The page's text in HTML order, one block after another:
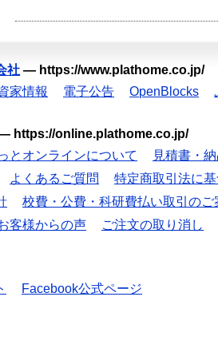
社 — https://www.plathome.co.jp/
家情報 電子公告 OpenBlocks
https://online.plathome.co.jp/
とオンラインについて
見積書・
よくあるご質問
特定商取引法に
校費・公費・科研費払い取引のご
客様からの声 ご注文の取り消し
Facebook公式ページ